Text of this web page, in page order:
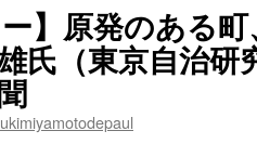
ー】原発のある
（東京自治研